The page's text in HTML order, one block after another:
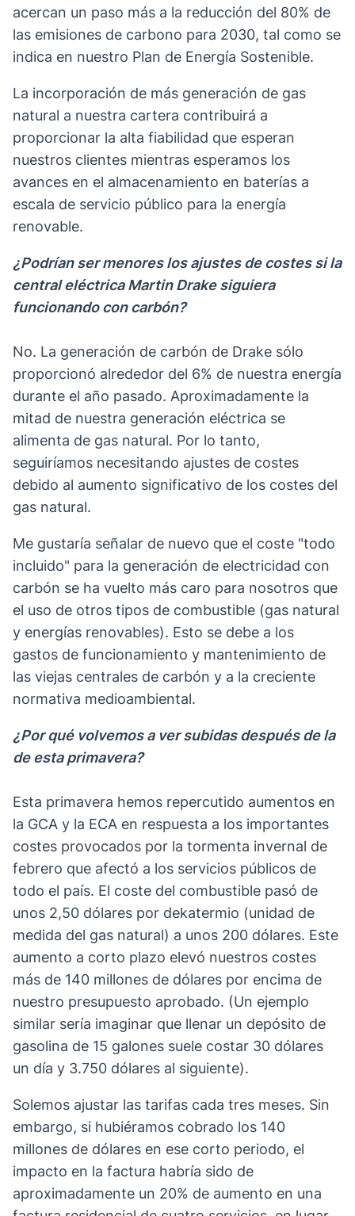
acercan un paso más a la reducción del 80% de
las emisiones de carbono para 2030, tal como se
indica en nuestro Plan de Energía Sostenible.
La incorporación de más generación de gas
natural a nuestra cartera contribuirá a
proporcionar la alta fiabilidad que esperan
nuestros clientes mientras esperamos los
avances en el almacenamiento en baterías a
escala de servicio público para la energía
renovable.
¿Podrían ser menores los ajustes de costes si la
central eléctrica Martin Drake siguiera
funcionando con carbón?
No. La generación de carbón de Drake sólo
proporcionó alrededor del 6% de nuestra energía
durante el año pasado. Aproximadamente la
mitad de nuestra generación eléctrica se
alimenta de gas natural. Por lo tanto,
seguiríamos necesitando ajustes de costes
debido al aumento significativo de los costes del
gas natural.
Me gustaría señalar de nuevo que el coste "todo
incluido" para la generación de electricidad con
carbón se ha vuelto más caro para nosotros que
el uso de otros tipos de combustible (gas natural
y energías renovables). Esto se debe a los
gastos de funcionamiento y mantenimiento de
las viejas centrales de carbón y a la creciente
normativa medioambiental.
¿Por qué volvemos a ver subidas después de la
de esta primavera?
Esta primavera hemos repercutido aumentos en
la GCA y la ECA en respuesta a los importantes
costes provocados por la tormenta invernal de
febrero que afectó a los servicios públicos de
todo el país. El coste del combustible pasó de
unos 2,50 dólares por dekatermio (unidad de
medida del gas natural) a unos 200 dólares. Este
aumento a corto plazo elevó nuestros costes
más de 140 millones de dólares por encima de
nuestro presupuesto aprobado. (Un ejemplo
similar sería imaginar que llenar un depósito de
gasolina de 15 galones suele costar 30 dólares
un día y 3.750 dólares al siguiente).
Solemos ajustar las tarifas cada tres meses. Sin
embargo, si hubiéramos cobrado los 140
millones de dólares en ese corto periodo, el
impacto en la factura habría sido de
aproximadamente un 20% de aumento en una